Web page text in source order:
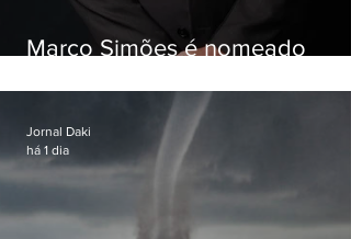
Marco Simões é nomeado
Jornal Daki
há 1 dia